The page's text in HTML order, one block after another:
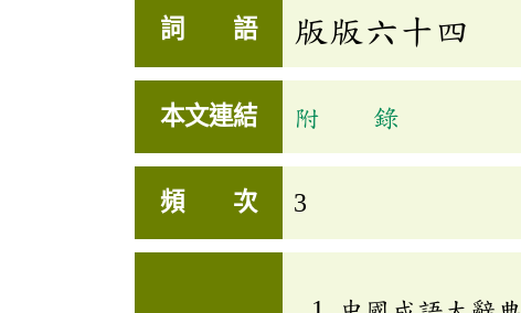
詞 語 版版六十四
本文連結 附 錄
頻 次 3